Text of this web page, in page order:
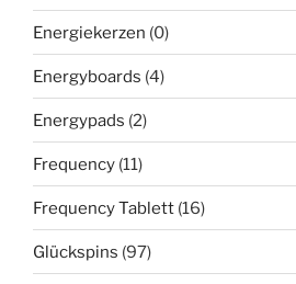
Energiekerzen (0)
Energyboards (4)
Energypads (2)
Frequency (11)
Frequency Tablett (16)
Glückspins (97)